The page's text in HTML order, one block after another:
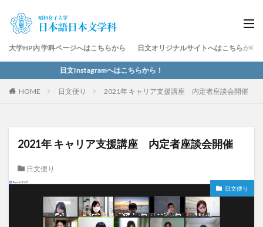
大学HP内 学科ページへはこちらから 日文オリジナルサイトへはこちらから
日文Instagramへはこちらから！
HOME 日文便り 2021年 キャリア支援講座 内定者座談会開催
2021年 キャリア支援講座 内定者座談会開催
日文便り
日文便り